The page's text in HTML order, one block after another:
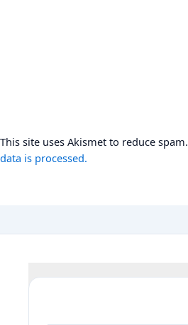
This site uses Akismet to reduce spam.
data is processed.